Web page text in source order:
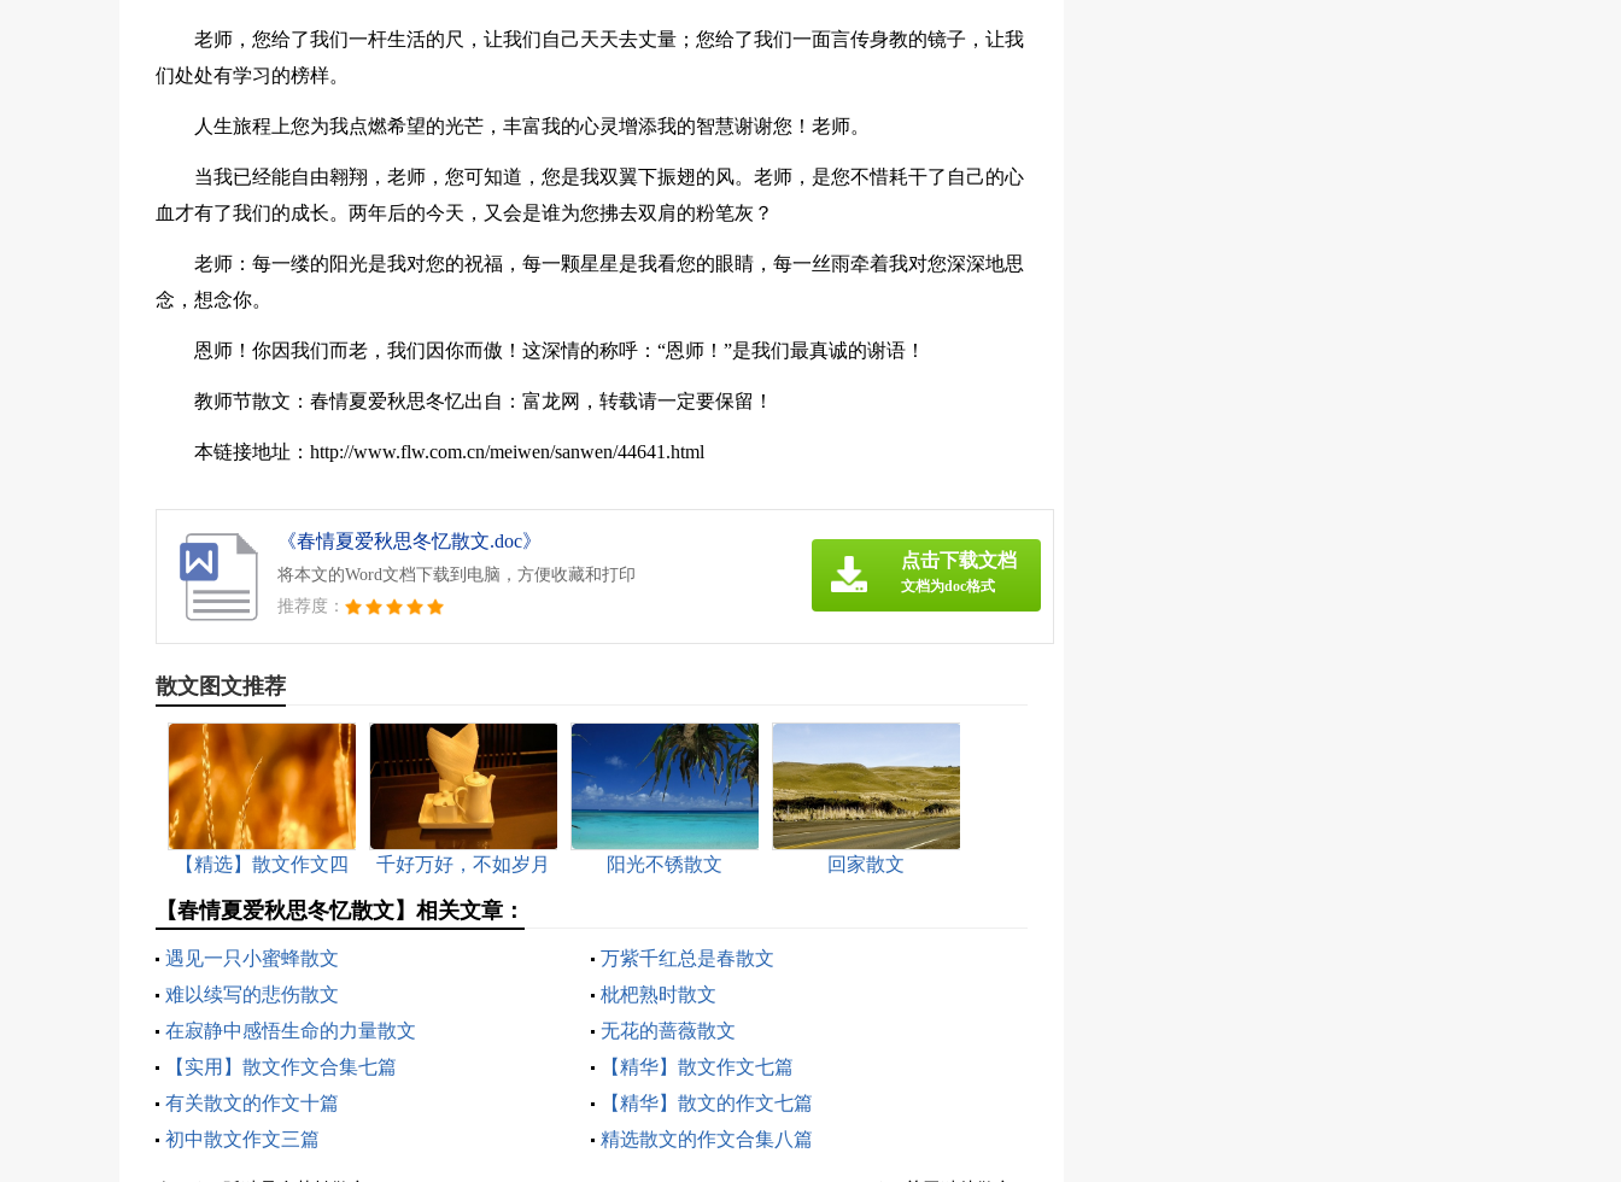
老师，您给了我们一杆生活的尺，让我们自己天天去丈量；您给了我们一面言传身教的镜子，让我
们处处有学习的榜样。
人生旅程上您为我点燃希望的光芒，丰富我的心灵增添我的智慧谢谢您！老师。
当我已经能自由翱翔，老师，您可知道，您是我双翼下振翅的风。老师，是您不惜耗干了自己的心
血才有了我们的成长。两年后的今天，又会是谁为您拂去双肩的粉笔灰？
老师：每一缕的阳光是我对您的祝福，每一颗星星是我看您的眼睛，每一丝雨牵着我对您深深地思
念，想念你。
恩师！你因我们而老，我们因你而傲！这深情的称呼：“恩师！”是我们最真诚的谢语！
教师节散文：春情夏爱秋思冬忆出自：富龙网，转载请一定要保留！
本链接地址：http://www.flw.com.cn/meiwen/sanwen/44641.html
《春情夏爱秋思冬忆散文.doc》
将本文的Word文档下载到电脑，方便收藏和打印
推荐度：
点击下载文档
文档为doc格式
散文图文推荐
【精选】散文作文四
千好万好，不如岁月
阳光不锈散文 回家散文
【春情夏爱秋思冬忆散文】相关文章：
遇见一只小蜜蜂散文
万紫千红总是春散文
难以续写的悲伤散文
枇杷熟时散文
在寂静中感悟生命的力量散文
无花的蔷薇散文
【实用】散文作文合集七篇
【精华】散文作文七篇
有关散文的作文十篇
【精华】散文的作文七篇
初中散文作文三篇
精选散文的作文合集八篇